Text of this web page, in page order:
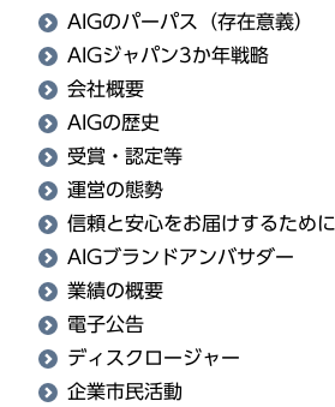
AIGのパーパス（存在意義）
AIGジャパン3か年戦略
会社概要
AIGの歴史
受賞・認定等
運営の態勢
信頼と安心をお届けするために
AIGブランドアンバサダー
業績の概要
電子公告
ディスクロージャー
企業市民活動